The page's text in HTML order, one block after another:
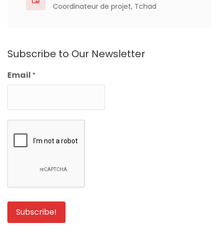
Coordinateur de projet, Tchad
Subscribe to Our Newsletter
Email *